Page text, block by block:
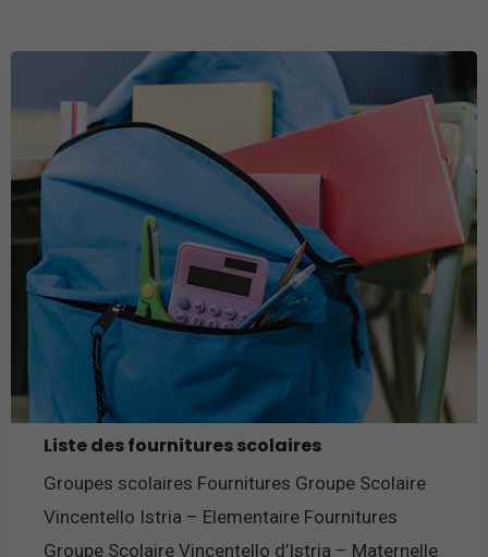
Liste des fournitures scolaires
Groupes scolaires Fournitures Groupe Scolaire
Vincentello Istria – Elementaire Fournitures
Groupe Scolaire Vincentello d’Istria – Maternelle